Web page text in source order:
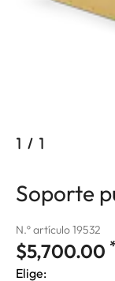
1 / 1
Soporte
N.º artículo 19532
$5,700.00 *
Elige: